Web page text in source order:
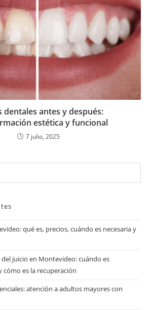
dentales antes y después:
estética y funcional
7 julio, 2025
qué es, precios, cuándo es necesaria y
juicio en Montevideo: cuándo es
cómo es la recuperación
atención a adultos mayores con